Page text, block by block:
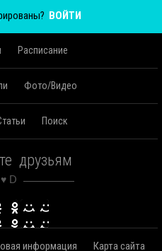
ВОЙТИ
Расписание
Фото/Видео
Поиск
друзьям
информация Карта сайта